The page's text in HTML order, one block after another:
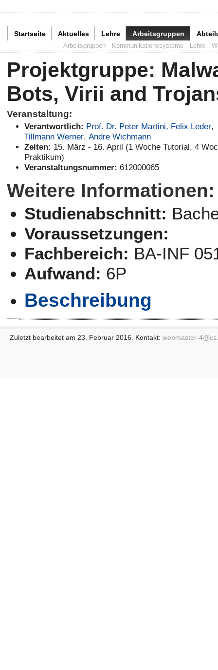
Startseite Aktuelles Lehre Arbeitsgruppen
Arbeitsgruppen Kommunikationssysteme Lehre
Projektgruppe:
Bots, Virii and
Veranstaltung:
Verantwortlich: Prof. Dr. Peter Martini, Felix Leder,
Tillmann Werner,Andre Wichmann
Zeiten: 15. März - 16. April (1 Woche Tutorial, 4
Praktikum)
Veranstaltungsnummer: 612000065
Weitere Informationen:
Studienabschnitt:
Voraussetzungen:
Fachbereich: BA-INF
Aufwand: 6P
Beschreibung
Zuletzt bearbeitet am 23. Februar 2016. Kontakt: webmaster-4@